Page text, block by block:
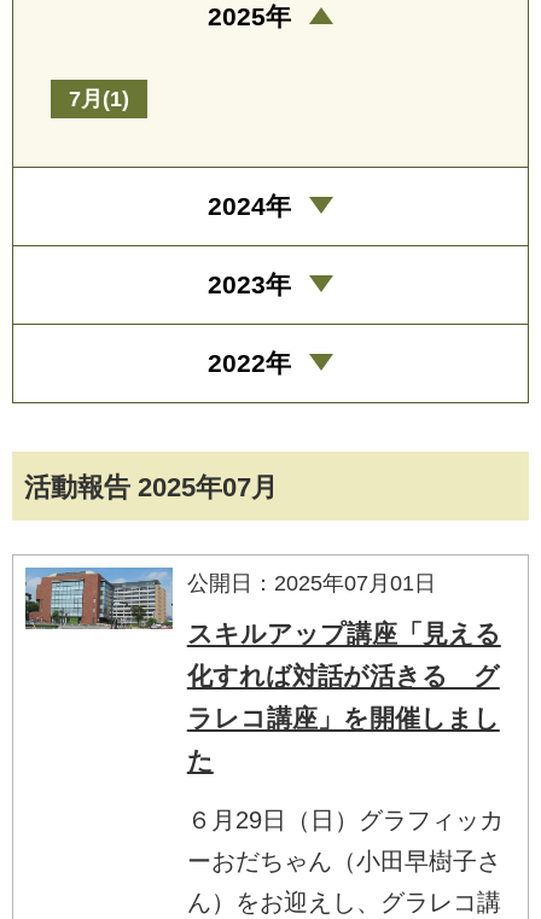
活動報告 2025年07月
公開日：2025年07月01日
スキルアップ講座「見える
化すれば対話が活きる グ
ラレコ講座」を開催しまし
た
６月29日（日）グラフィッカ
ーおだちゃん（小田早樹子さ
ん）をお迎えし、グラレコ講
2025年
7月(1)
2024年
2023年
2022年